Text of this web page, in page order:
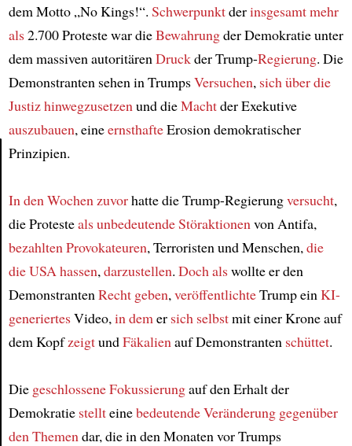
dem Motto „No Kings!“. Schwerpunktderinsgesamtmehr
als2.700 Proteste war dieBewahrungder Demokratie unter
dem massiven autoritären Druckder Trump-Regierung. Die
Demonstranten sehen in TrumpsVersuchen, sich über die
Justiz hinwegzusetzen und dieMachtder Exekutive
auszubauen, eineernsthafteErosion demokratischer
Prinzipien.
In den Wochen zuvorhatte die Trump-Regierungversucht,
die Protesteals unbedeutende Störaktionen von Antifa,
bezahlten Provokateuren, Terroristen und Menschen, die
die USA hassen, darzustellen. Doch alswollte er den
Demonstranten Recht geben, veröffentlichteTrump ein KI-
generiertesVideo, in dem er sich selbstmit einer Krone auf
dem KopfzeigtundFäkalien auf Demonstranten schüttet.
Die geschlossene Fokussierungauf den Erhalt der
Demokratie stellteinebedeutende Veränderung gegenüber
den Themen dar, die in den Monaten vor Trumps